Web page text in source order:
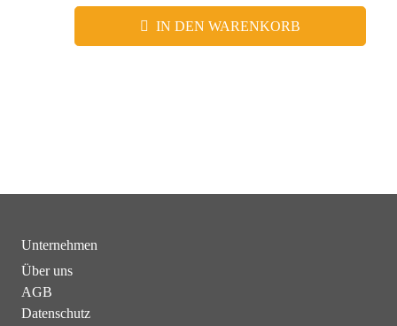
IN DEN WARENKORB
Unternehmen
Über uns
AGB
Datenschutz